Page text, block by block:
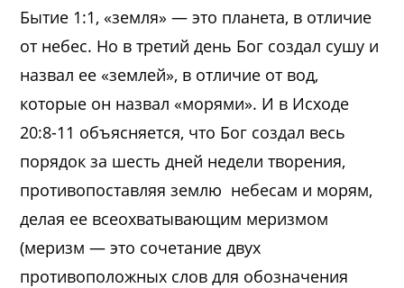
Бытие 1:1, «земля» — это планета, в отличие
от небес. Но в третий день Бог создал сушу и
назвал ее «землей», в отличие от вод,
которые он назвал «морями». И в Исходе
20:8-11 объясняется, что Бог создал весь
порядок за шесть дней недели творения,
противопоставляя землю небесам и морям,
делая ее всеохватывающим меризмом
(меризм — это сочетание двух
противоположных слов для обозначения